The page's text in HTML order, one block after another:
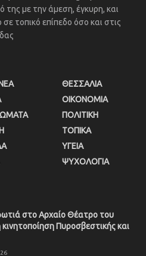
της με την άμεση, έγκυρη, και
τοπικό επίπεδο όσο και στις
ΘΕΣΣΑΛΙΑ
ΟΙΚΟΝΟΜΙΑ
ΠΟΛΙΤΙΚΗ
ΤΟΠΙΚΑ
ΥΓΕΙΑ
ΨΥΧΟΛΟΓΙΑ
στο Αρχαίο Θέατρο του
Πυροσβεστικής και